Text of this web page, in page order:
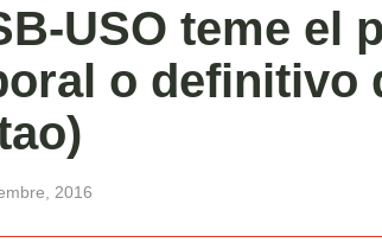
USO teme el
o definitivo
2016